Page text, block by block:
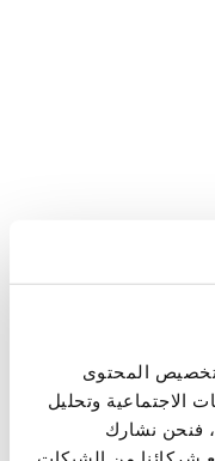
المحتوى
الاجتماعية وتحليل
فنحن نشارك